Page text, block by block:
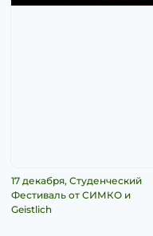
17 декабря, Студенческий
Фестиваль от СИМКО и
Geistlich